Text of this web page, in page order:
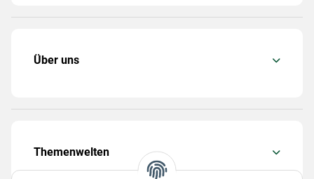
Über uns
Themenwelten